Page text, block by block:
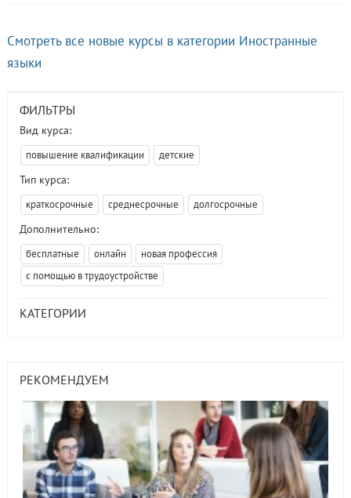
Смотреть все новые курсы в категории Иностранные
языки
ФИЛЬТРЫ
Вид курса:
повышение квалификации детские
Тип курса:
краткосрочные среднесрочные долгосрочные
Дополнительно:
бесплатные онлайн
новая профессия
с помощью в трудоустройстве
КАТЕГОРИИ
РЕКОМЕНДУЕМ